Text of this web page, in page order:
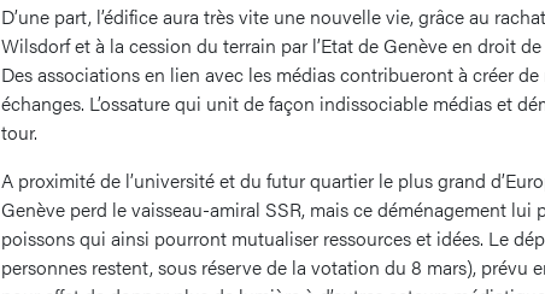
D’une part, l’édifice aura très vite une nouvelle vie, grâce au
Wilsdorf et à la cession du terrain par l’Etat de Genève en droit
Des associations en lien avec les médias contribueront à créer
échanges. L’ossature qui unit de façon indissociable médias et
tour.
A proximité de l’université et du futur quartier le plus grand
Genève perd le vaisseau-amiral SSR, mais ce déménagement
poissons qui ainsi pourront mutualiser ressources et idées. Le
personnes restent, sous réserve de la votation du 8 mars), prévu